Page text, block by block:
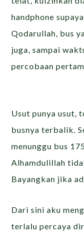
handphone
Qodarullah, bus
juga, sampai
percobaan
Usut punya usut,
busnya terbalik.
menunggu bus
Alhamdulillah
Bayangkan jika
Dari sini aku
terlalu percaya